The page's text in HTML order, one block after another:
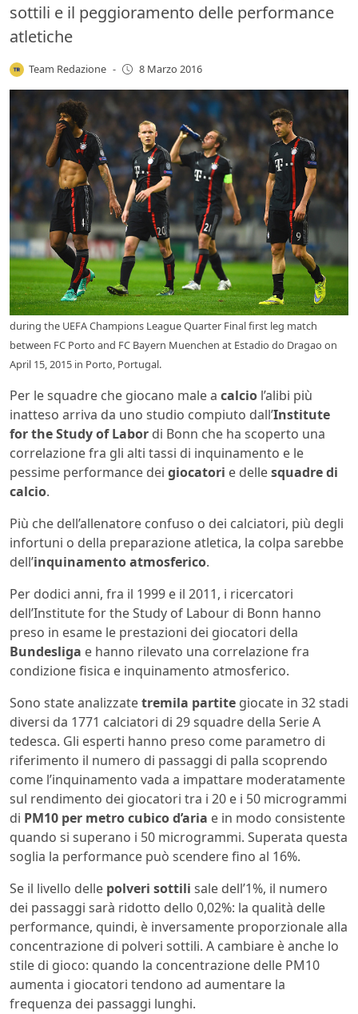
sottili e il peggioramento delle performance
atletiche
Team Redazione - 8 Marzo 2016
during the UEFA Champions League Quarter Final first leg match
between FC Porto and FC Bayern Muenchen at Estadio do Dragao on
April 15, 2015 in Porto, Portugal.
Per le squadre che giocano male a calcio l’alibi più
inatteso arriva da uno studio compiuto dall’Institute
for the Study of Labor di Bonn che ha scoperto una
correlazione fra gli alti tassi di inquinamento e le
pessime performance dei giocatori e dellesquadre di
calcio.
Più che dell’allenatore confuso o dei calciatori, più degli
infortuni o della preparazione atletica, la colpa sarebbe
dell’inquinamento atmosferico.
Per dodici anni, fra il 1999 e il 2011, i ricercatori
dell’Institute for the Study of Labour di Bonn hanno
preso in esame le prestazioni dei giocatori della
Bundesliga e hanno rilevato una correlazione fra
condizione fisica e inquinamento atmosferico.
Sono state analizzatetremila partite giocate in 32 stadi
diversi da 1771 calciatori di 29 squadre della Serie A
tedesca. Gli esperti hanno preso come parametro di
riferimento il numero di passaggi di palla scoprendo
come l’inquinamento vada a impattare moderatamente
sul rendimento dei giocatori tra i 20 e i 50 microgrammi
di PM10 per metro cubico d’aria e in modo consistente
quando si superano i 50 microgrammi. Superata questa
soglia la performance può scendere fino al 16%.
Se il livello delle polveri sottili sale dell’1%, il numero
dei passaggi sarà ridotto dello 0,02%: la qualità delle
performance, quindi, è inversamente proporzionale alla
concentrazione di polveri sottili. A cambiare è anche lo
stile di gioco: quando la concentrazione delle PM10
aumenta i giocatori tendono ad aumentare la
frequenza dei passaggi lunghi.